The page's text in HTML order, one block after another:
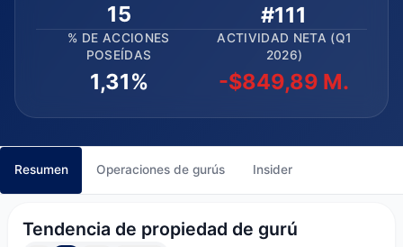
15 #111
% DE ACCIONES
POSEÍDAS
1,31%
ACTIVIDAD NETA (Q1
2026)
-$849,89 M.
Resumen Operaciones de gurús Insider
Tendencia de propiedad de gurú